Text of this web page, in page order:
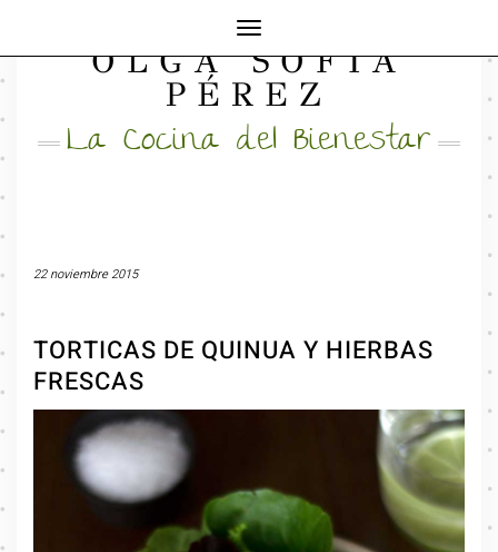
FACEBOOK
INSTAGRAM
MAIL
OLGA SOFÍA
PÉREZ
La Cocina del Bienestar
Cambiar
modo
de
navegación
22 noviembre 2015
TORTICAS DE QUINUA Y HIERBAS
FRESCAS